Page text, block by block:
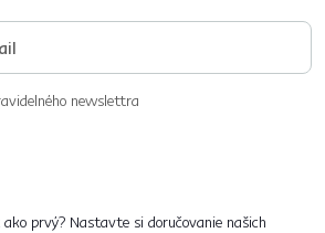
newslettra
prvý? Nastavte si doručovanie našich